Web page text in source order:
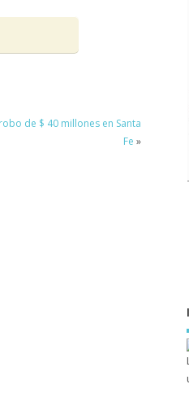
de $ 40 millones en Santa
Fe »